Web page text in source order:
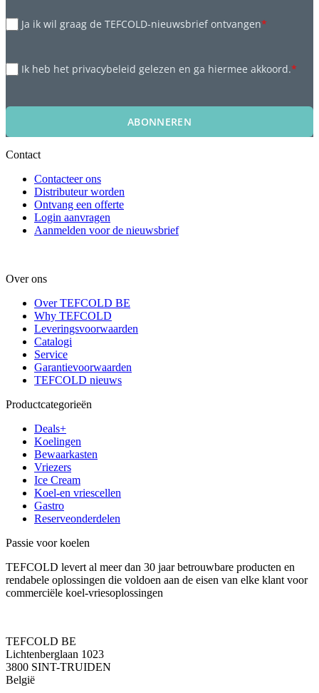
Ja ik wil graag de TEFCOLD-nieuwsbrief ontvangen*
Ik heb het privacybeleid gelezen en ga hiermee akkoord.*
ABONNEREN
Contact
Contacteer ons
Distributeur worden
Ontvang een offerte
Login aanvragen
Aanmelden voor de nieuwsbrief
Over ons
Over TEFCOLD BE
Why TEFCOLD
Leveringsvoorwaarden
Catalogi
Service
Garantievoorwaarden
TEFCOLD nieuws
Productcategorieën
Deals+
Koelingen
Bewaarkasten
Vriezers
Ice Cream
Koel-en vriescellen
Gastro
Reserveonderdelen
Passie voor koelen
TEFCOLD levert al meer dan 30 jaar betrouwbare producten en
rendabele oplossingen die voldoen aan de eisen van elke klant voor
commerciële koel-vriesoplossingen
TEFCOLD BE
Lichtenberglaan 1023
3800 SINT-TRUIDEN
België